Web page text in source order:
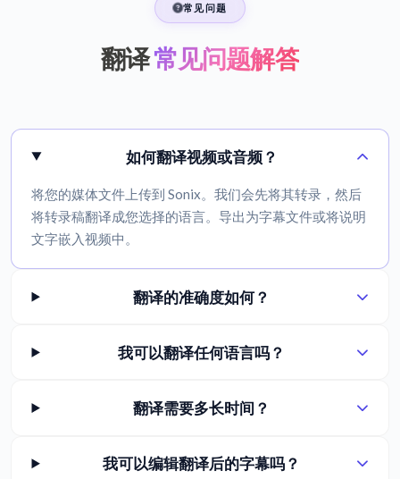
常见问题
翻译常见问题解答
如何翻译视频或音频？
将您的媒体文件上传到 Sonix。我们会先将其转录，然后
将转录稿翻译成您选择的语言。导出为字幕文件或将说明
文字嵌入视频中。
翻译的准确度如何？
我可以翻译任何语言吗？
翻译需要多长时间？
我可以编辑翻译后的字幕吗？